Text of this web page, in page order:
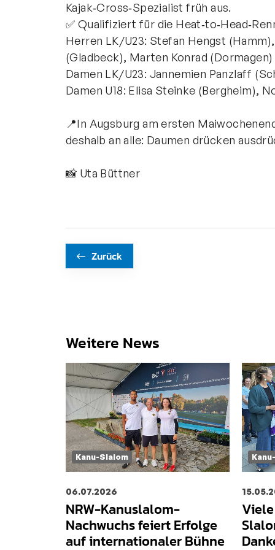
Kajak‑Cross‑Spezialist früh aus.
✅ Qualifiziert für die
Herren LK/U23: Stefan Hengst
(Gladbeck), Marten Konrad (Dormagen)
Damen LK/U23: Jannemien Panzlaff
Damen U18: Elisa Steinke (Bergheim),
📍In Augsburg am ersten
deshalb an alle: Daumen drücken
📸 Uta Büttner
Zurück
Weitere News
Kanu-Slalom
06.07.2026
NRW-Kanuslalom-
Nachwuchs feiert Erfolge
auf internationaler Bühne